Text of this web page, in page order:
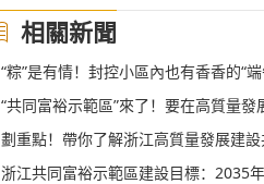
相關新聞
“粽”是有情！封控小區內也有香香的“
“共同富裕示範區”來了！要在高質量
劃重點！帶你了解浙江高質量發展建
浙江共同富裕示範區建設目標：2035